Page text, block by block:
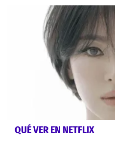
QUÉ VER EN NETFLIX